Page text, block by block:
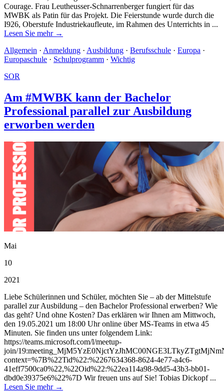
Courage. Frau Leutheusser-Schnarrenberger fungiert für das
MWBK als Patin für das Projekt. Die Feierstunde wurde durch die
I926, Oberstufe Industriekaufleute, im Rahmen des Unterrichts in ...
Lesen Sie mehr →
Allgemein · Anmeldung · Ausbildung · Berufsschule · Europa ·
Europaschule · Schulprogramm · Wichtig
SOR
Am #MWBK kann der Bachelor
Professional parallel zur Ausbildung
erworben werden
Mai
10
2021
Liebe Schülerinnen und Schüler, möchten Sie – ab der Mittelstufe
parallel zur Ausbildung – den Bachelor Professional erwerben? Wie
das geht? Und ohne Kosten? Das erklären wir Ihnen am Mittwoch,
den 19.05.2021 um 18:00 Uhr online über MS-Teams in etwa 45
Minuten. Sie finden uns unter folgendem Link:
https://teams.microsoft.com/l/meetup-
join/
context=%7B%22Tid%22:%2267634368-8624-4e77-a4c6-
41eff7500ca0%22,%22Oid%22:%22ea114a98-9dd5-43b3-bb01-
dbd0e39375e6%22%7D Wir freuen uns auf Sie! Tobias Dickopf ...
Lesen Sie mehr →